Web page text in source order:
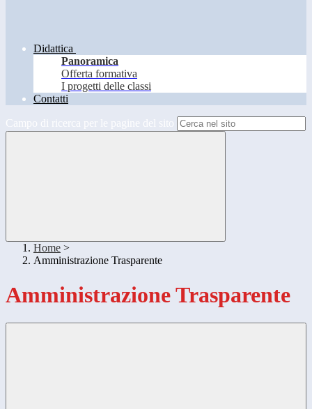
Didattica
Panoramica
Offerta formativa
I progetti delle classi
Contatti
Campo di ricerca per le pagine del sito
Home >
Amministrazione Trasparente
Amministrazione Trasparente